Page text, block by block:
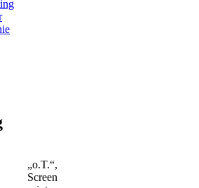
„o.T.“,
Screen